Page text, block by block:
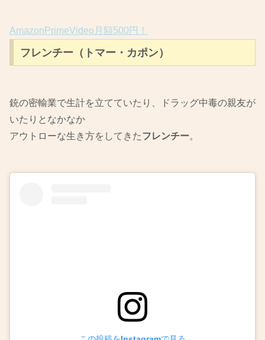
AmazonPrimeVideo月額500円！
フレンチー（トマー・カポン）
銃の密輸業で生計を立てていたり、ドラッグ中毒の親友が
いたりとなかなか
アウトローな生き方をしてきたフレンチー。